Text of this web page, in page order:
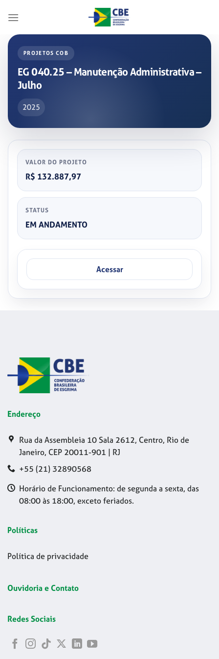
PROJETOS COB
EG 040.25 – Manutenção Administrativa –
Julho
2025
VALOR DO PROJETO
R$ 132.887,97
STATUS
EM ANDAMENTO
Acessar
Endereço
Rua da Assembleia 10 Sala 2612, Centro, Rio de
Janeiro, CEP 20011-901 | RJ
+55 (21) 32890568
Horário de Funcionamento: de segunda a sexta, das
08:00 às 18:00, exceto feriados.
Políticas
Política de privacidade
Ouvidoria e Contato
Redes Sociais